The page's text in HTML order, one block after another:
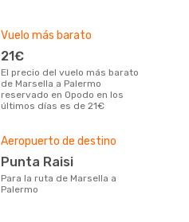
Vuelo más barato
21€
El precio del vuelo más barato
de Marsella a Palermo
reservado en Opodo en los
últimos días es de 21€
Aeropuerto de destino
Punta Raisi
Para la ruta de Marsella a
Palermo